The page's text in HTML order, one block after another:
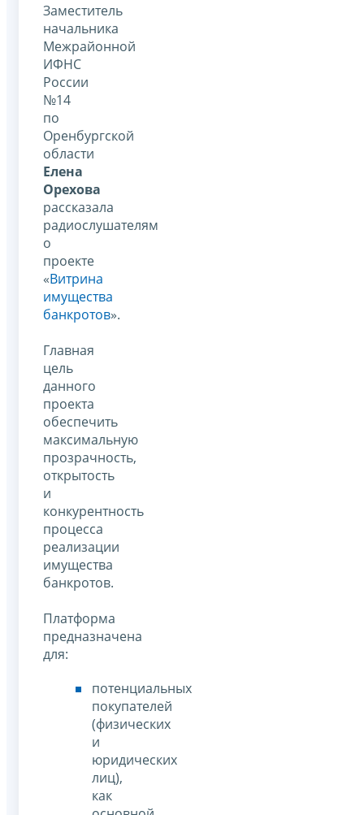
Заместитель
начальника
Межрайонной
ИФНС
России
№14
по
Оренбургской
области
Елена
Орехова
рассказала
радиослушателям
о
проекте
«Витрина
имущества
банкротов».
Главная
цель
данного
проекта
обеспечить
максимальную
прозрачность,
открытость
и
конкурентность
процесса
реализации
имущества
банкротов.
Платформа
предназначена
для:
потенциальных
покупателей
(физических
и
юридических
лиц),
как